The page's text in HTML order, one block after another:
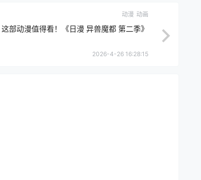
动漫 动画
这部动漫值得看！《日漫 异兽魔都 第二季》
2026-4-26 16:28:15